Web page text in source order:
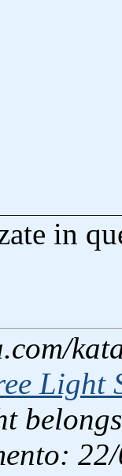
in
Light